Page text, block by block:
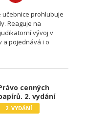
prohlubuje
Reaguje na
vývoj v
a pojednává i o
cenných
2. vydání
2. VYDÁNÍ